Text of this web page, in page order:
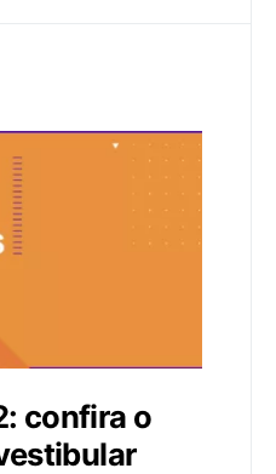
confira o